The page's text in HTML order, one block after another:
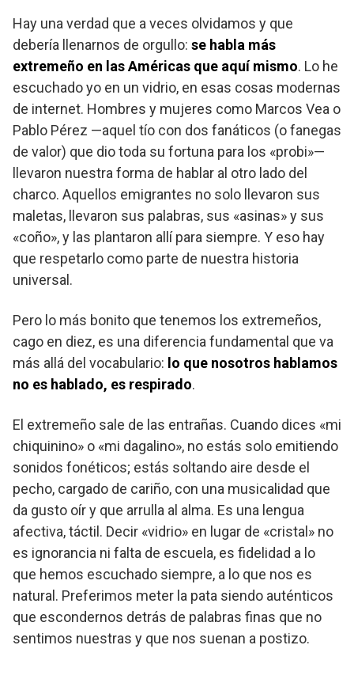
Hay una verdad que a veces olvidamos y que
debería llenarnos de orgullo: se habla más
extremeño en las Américas que aquí mismo. Lo he
escuchado yo en un vidrio, en esas cosas modernas
de internet. Hombres y mujeres como Marcos Vea o
Pablo Pérez —aquel tío con dos fanáticos (o fanegas
de valor) que dio toda su fortuna para los «probi»—
llevaron nuestra forma de hablar al otro lado del
charco. Aquellos emigrantes no solo llevaron sus
maletas, llevaron sus palabras, sus «asinas» y sus
«coño», y las plantaron allí para siempre. Y eso hay
que respetarlo como parte de nuestra historia
universal.
Pero lo más bonito que tenemos los extremeños,
cago en diez, es una diferencia fundamental que va
más allá del vocabulario: lo que nosotros hablamos
no es hablado, es respirado.
El extremeño sale de las entrañas. Cuando dices «mi
chiquinino» o «mi dagalino», no estás solo emitiendo
sonidos fonéticos; estás soltando aire desde el
pecho, cargado de cariño, con una musicalidad que
da gusto oír y que arrulla al alma. Es una lengua
afectiva, táctil. Decir «vidrio» en lugar de «cristal» no
es ignorancia ni falta de escuela, es fidelidad a lo
que hemos escuchado siempre, a lo que nos es
natural. Preferimos meter la pata siendo auténticos
que escondernos detrás de palabras finas que no
sentimos nuestras y que nos suenan a postizo.